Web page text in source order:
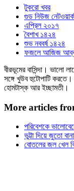
টুকরো খবর
গুড নিউজ নেটওয়ার্ক
এপ্রিল ২০১৭
বৈশাখ ১৪২৪
শুভ নববর্ষ ১৪২৪
ফজলে আজিজ
বীরভূমের বাসিন্দা। ভালো
সঙ্গে খুউব হুটোপাটি
হোমটাস্ক আর ইচ্ছামতী।
More articles
পরিবেশকে
ভুট্টা দিয়ে জুতো
বোতলের জল খেল